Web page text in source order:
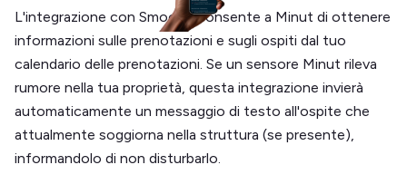
L'integrazione con Smoobu consente a Minut di ottenere
informazioni sulle prenotazioni e sugli ospiti dal tuo
calendario delle prenotazioni. Se un sensore Minut rileva
rumore nella tua proprietà, questa integrazione invierà
automaticamente un messaggio di testo all'ospite che
attualmente soggiorna nella struttura (se presente),
informandolo di non disturbarlo.